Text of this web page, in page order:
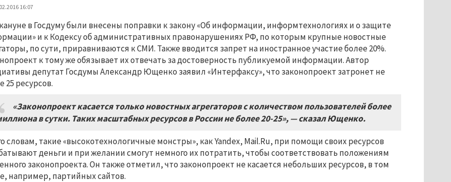
16:07
в Госдуму были внесены поправки к закону «Об информации, информтехнологиях и о защите
и к Кодексу об административных правонарушениях РФ, по которым крупные новостные
по сути, приравниваются к СМИ. Также вводится запрет на иностранное участие более 20%.
к тому же обязывает их отвечать за достоверность публикуемой информации. Автор
депутат Госдумы Александр Ющенко заявил «Интерфаксу», что законопроект затронет не
25 ресурсов.
«Законопроект касается только новостных агрегаторов с количеством пользователей более
в сутки. Таких масштабных ресурсов в России не более 20-25», — сказал Ющенко.
словам, такие «высокотехнологичные монстры», как Yandex, Mail.Ru, при помощи своих ресурсов
деньги и при желании смогут немного их потратить, чтобы соответствовать положениям
законопроекта. Он также отметил, что законопроект не касается небольших ресурсов, в том
например, партийных сайтов.